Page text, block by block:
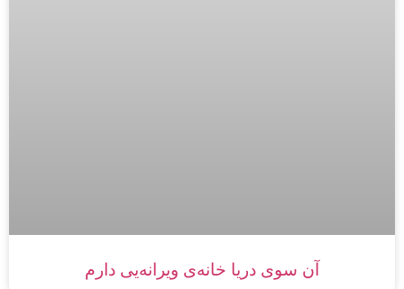
آن‌ سوی دریا خانه‌ی ویرانه‌‌یی دارم